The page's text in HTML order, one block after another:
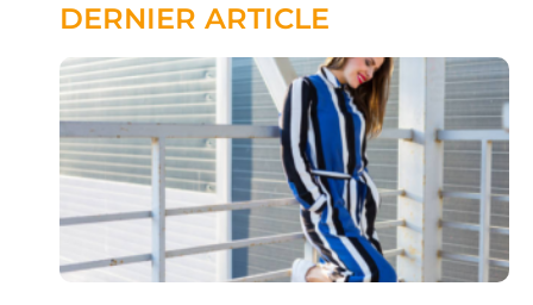
DERNIER ARTICLE